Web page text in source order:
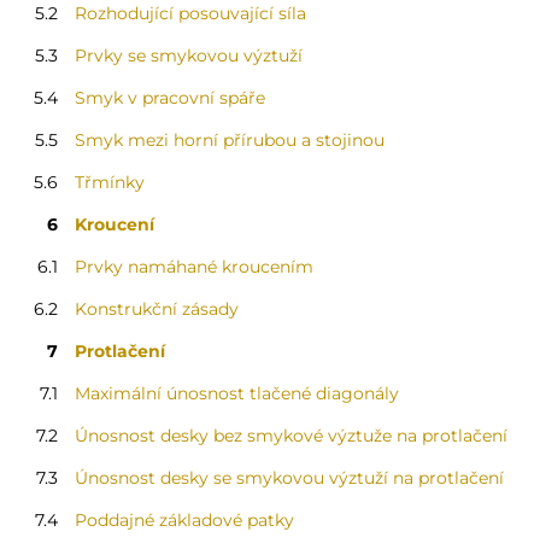
5.2
Rozhodující posouvající síla
5.3
Prvky se smykovou výztuží
5.4
Smyk v pracovní spáře
5.5
Smyk mezi horní přírubou a stojinou
5.6
Třmínky
6
Kroucení
6.1
Prvky namáhané kroucením
6.2
Konstrukční zásady
7
Protlačení
7.1
Maximální únosnost tlačené diagonály
7.2
Únosnost desky bez smykové výztuže na protlačení
7.3
Únosnost desky se smykovou výztuží na protlačení
7.4
Poddajné základové patky